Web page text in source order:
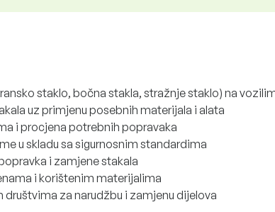
staklo, bočna stakla, stražnje staklo) na
uz primjenu posebnih materijala i alata
i procjena potrebnih popravaka
u skladu sa sigurnosnim standardima
i zamjene stakala
i korištenim materijalima
za narudžbu i zamjenu dijelova